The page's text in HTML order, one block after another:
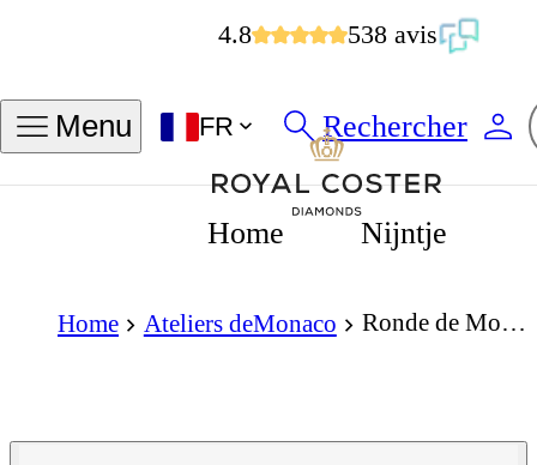
4.8 538 avis
Menu FR Rechercher
Home Nijntje
Home Ateliers deMonaco